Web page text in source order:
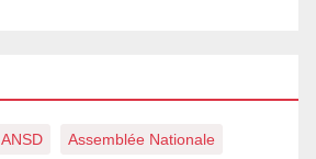
ANSD Assemblée Nationale